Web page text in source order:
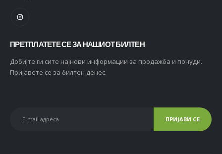
ПРЕТПЛАТЕТЕ СЕ ЗА НАШИОТ БИЛТЕН
Добијте ги сите најнови информации за продажба и понуди.
Пријавете се за билтен денес.